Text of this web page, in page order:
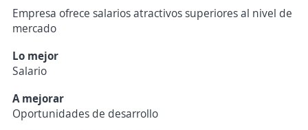
Empresa ofrece salarios atractivos superiores al nivel de
mercado
Lo mejor
Salario
A mejorar
Oportunidades de desarrollo